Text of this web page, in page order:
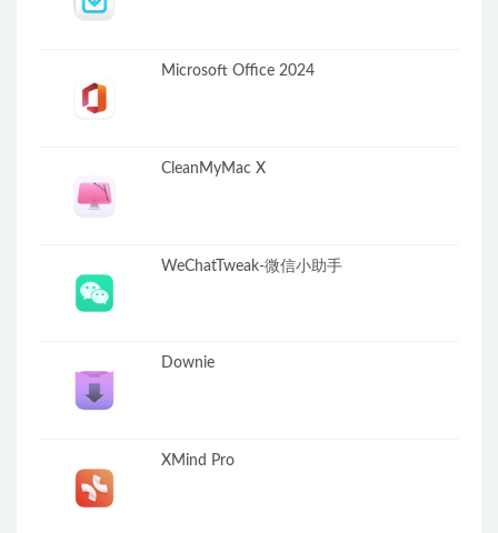
Microsoft Office 2024
CleanMyMac X
WeChatTweak-微信小助手
Downie
XMind Pro